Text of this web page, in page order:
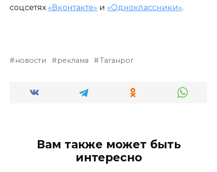
соцсетях «Вконтакте» и «Одноклассники».
новости реклама Таганрог
Вам также может быть
интересно